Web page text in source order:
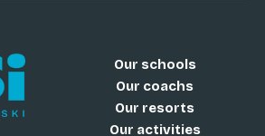
Our schools
Our coachs
Our resorts
Our activities